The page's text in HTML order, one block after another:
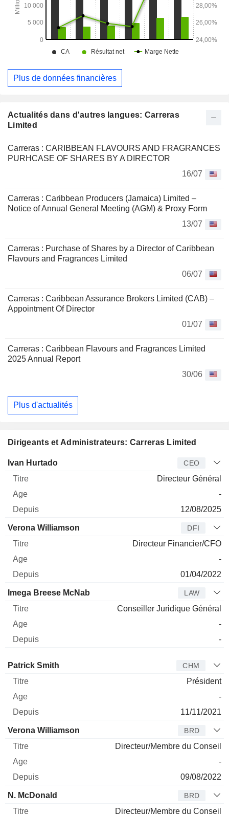
Actualités dans d'autres langues: Carreras
Limited
Carreras : CARIBBEAN FLAVOURS AND FRAGRANCES
PURHCASE OF SHARES BY A DIRECTOR
16/07
Carreras : Caribbean Producers (Jamaica) Limited –
Notice of Annual General Meeting (AGM) & Proxy Form
13/07
Carreras : Purchase of Shares by a Director of Caribbean
Flavours and Fragrances Limited
06/07
Carreras : Caribbean Assurance Brokers Limited (CAB) –
Appointment Of Director
01/07
Carreras : Caribbean Flavours and Fragrances Limited
2025 Annual Report
30/06
Plus d'actualités
Dirigeants et Administrateurs: Carreras Limited
Dirigeant Titre
Ivan Hurtado CEO
Directeur Général
-
12/08/2025
Verona Williamson DFI
Directeur Financier/CFO
-
01/04/2022
Imega Breese McNab LAW
Conseiller Juridique Général
-
-
Administrateur
Patrick Smith CHM
Président
-
11/11/2021
Verona Williamson BRD
Directeur/Membre du Conseil
-
09/08/2022
N. McDonald BRD
Directeur/Membre du Conseil
Plus de données financières